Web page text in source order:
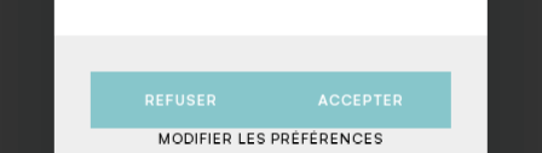
REFUSER ACCEPTER
MODIFIER LES PRÉFÉRENCES